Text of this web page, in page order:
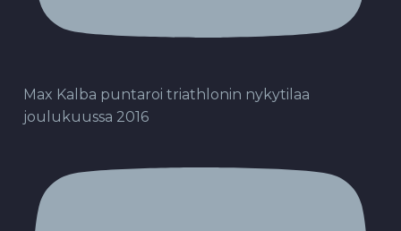
Max Kalba puntaroi triathlonin nykytilaa
joulukuussa 2016